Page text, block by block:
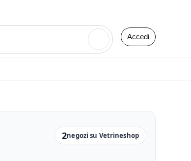
Accedi
2negozi su Vetrineshop